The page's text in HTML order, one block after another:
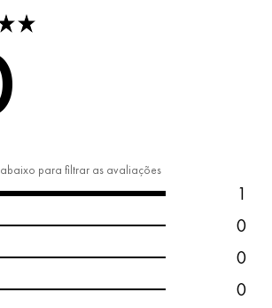
abaixo para filtrar as avaliações
1
0
0
0